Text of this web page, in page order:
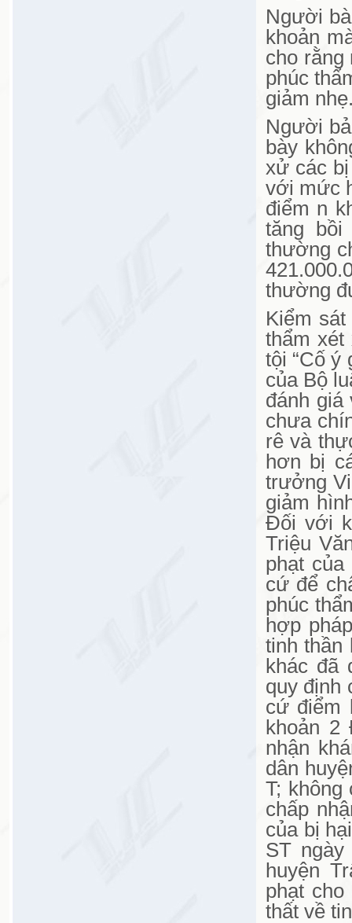
Người
khoản
cho rằng
phúc
giảm
Người
bày
xử các
với mức
điểm n
tăng
thường
thường
Kiểm
thẩm
tội “Cố ý
của Bộ
đánh giá
chưa
rê và
hơn bị
trưởng
giảm
Đối với
Triệu
phạt
cứ để
phúc
hợp
tinh thần
khác đã
quy định
cứ điểm
khoản 2
nhận
dân
T; không
chấp
của bị
ST
huyện
phạt
thất về